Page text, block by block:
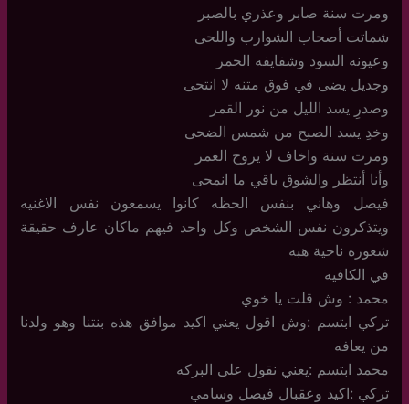
ومرت سنة صابر وعذري بالصبر
شماتت أصحاب الشوارب واللحى
وعيونه السود وشفايفه الحمر
وجديل يضى في فوق متنه لا انتحى
وصدرِ يسد الليل من نور القمر
وخدِ يسد الصبح من شمس الضحى
ومرت سنة واخاف لا يروح العمر
وأنا أنتظر والشوق باقي ما انمحى
فيصل وهاني بنفس الحظه كانوا يسمعون نفس الاغنيه
ويتذكرون نفس الشخص وكل واحد فيهم ماكان عارف حقيقة
شعوره ناحية هبه
في الكافيه
محمد : وش قلت يا خوي
تركي ابتسم :وش اقول يعني اكيد موافق هذه بنتنا وهو ولدنا
من يعافه
محمد ابتسم :يعني نقول على البركه
تركي :اكيد وعقبال فيصل وسامي